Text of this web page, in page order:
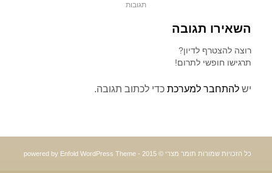
תגובות
השאירו תגובה
רוצה להצטרף לדיון?
תרגישו חופשי לתרום!
יש להתחבר למערכתכדי לכתוב תגובה.
כל הזכויות שמורות תומר מצרי © 2015 - powered by Enfold WordPress Theme